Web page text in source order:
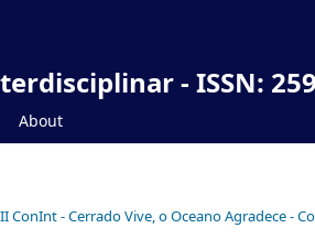
- ISSN:
About
ConInt - Cerrado Vive, o Oceano Agradece -